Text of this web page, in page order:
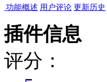
功能概述 用户评论 更新历史
插件信息
评分：